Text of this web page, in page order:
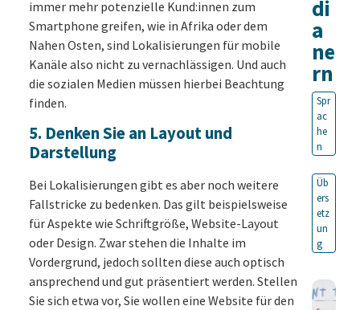
immer mehr potenzielle Kund:innen zum
Smartphone greifen, wie in Afrika oder dem
Nahen Osten, sind Lokalisierungen für mobile
Kanäle also nicht zu vernachlässigen. Und auch
die sozialen Medien müssen hierbei Beachtung
finden.
5. Denken Sie an Layout und
Darstellung
Bei Lokalisierungen gibt es aber noch weitere
Fallstricke zu bedenken. Das gilt beispielsweise
für Aspekte wie Schriftgröße, Website-Layout
oder Design. Zwar stehen die Inhalte im
Vordergrund, jedoch sollten diese auch optisch
ansprechend und gut präsentiert werden. Stellen
Sie sich etwa vor, Sie wollen eine Website für den
di
a
ne
rn
Spr
ac
he
n
Üb
ers
etz
un
g